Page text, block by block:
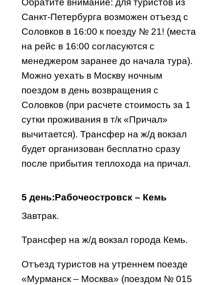
Санкт-Петербурга возможен отъезд с
Соловков в 16:00 к поезду № 21! (места
на рейс в 16:00 согласуются с
менеджером заранее до начала тура).
Можно уехать в Москву ночным
поездом в день возвращения с
Соловков (при расчете стоимость за 1
сутки проживания в т/к «Причал»
вычитается). Трансфер на ж/д вокзал
будет организован бесплатно сразу
после прибытия теплохода на причал.
5 день:Рабочеостровск – Кемь
Завтрак.
Трансфер на ж/д вокзал города Кемь.
Отъезд туристов на утреннем поезде
«Мурманск – Москва» (поездом № 015